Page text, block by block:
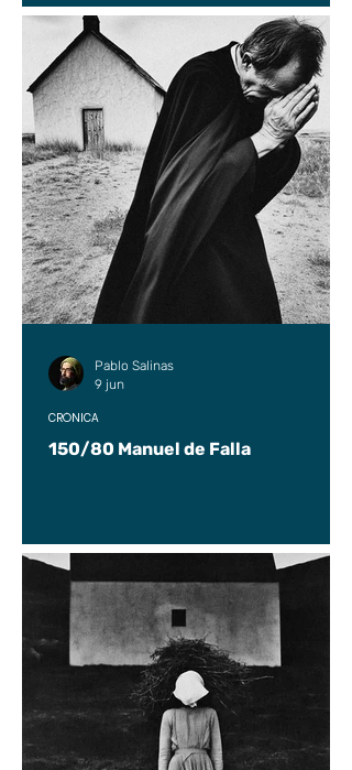
150/80 Manuel de Falla
CRÓNICA
Pablo Salinas
9 jun